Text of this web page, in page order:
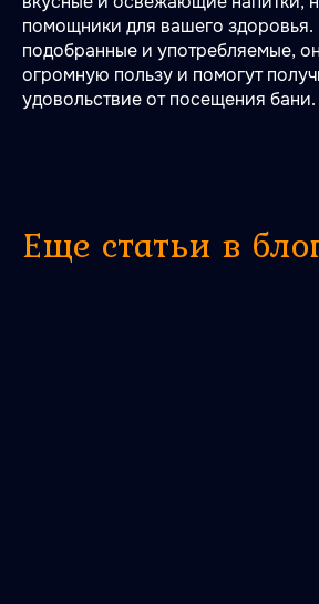
помощники для вашего
подобранные и употребляемые,
огромную пользу и помогут
удовольствие от посещения бани.
Еще статьи в